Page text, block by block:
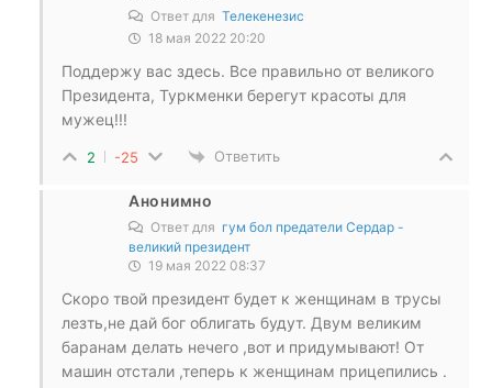
Ответ для Телекенезис
18 мая 2022 20:20
Поддержу вас здесь. Все правильно от великого
Президента, Туркменки берегут красоты для
мужец!!!
2 -25 Ответить
Анонимно
Ответ для гум бол предатели Сердар -
великий президент
19 мая 2022 08:37
Скоро твой президент будет к женщинам в трусы
лезть,не дай бог облигать будут. Двум великим
баранам делать нечего ,вот и придумывают! От
машин отстали ,теперь к женщинам прицепились .